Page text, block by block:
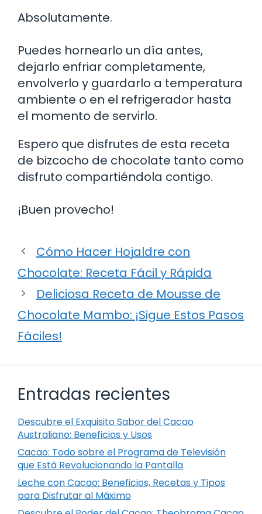
Absolutamente.
Puedes hornearlo un día antes,
dejarlo enfriar completamente,
envolverlo y guardarlo a temperatura
ambiente o en el refrigerador hasta
el momento de servirlo.
Espero que disfrutes de esta receta
de bizcocho de chocolate tanto como
disfruto compartiéndola contigo.
¡Buen provecho!
Cómo Hacer Hojaldre con
Chocolate: Receta Fácil y Rápida
Deliciosa Receta de Mousse de
Chocolate Mambo: ¡Sigue Estos Pasos
Fáciles!
Entradas recientes
Descubre el Exquisito Sabor del Cacao
Australiano: Beneficios y Usos
Cacao: Todo sobre el Programa de Televisión
que Está Revolucionando la Pantalla
Leche con Cacao: Beneficios, Recetas y Tipos
para Disfrutar al Máximo